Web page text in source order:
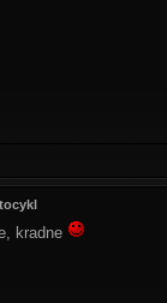
kradne